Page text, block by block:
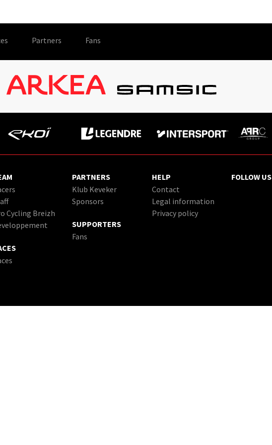
Partners Fans
Cycling Breizh
PARTNERS
Klub Keveker
Sponsors
SUPPORTERS
Fans
HELP
Contact
Legal information
Privacy policy
FOLLOW US